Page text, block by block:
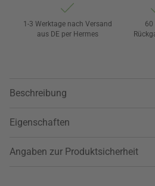
1-3 Werktage nach Versand
aus DE per Hermes
60
Beschreibung
Eigenschaften
Angaben zur Produktsicherheit